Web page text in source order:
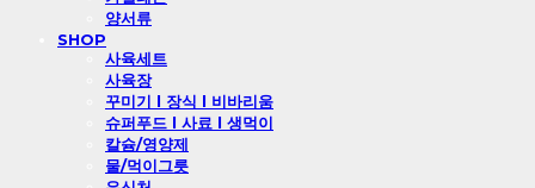
양서류
SHOP
사육세트
사육장
꾸미기 l 장식 l 비바리움
슈퍼푸드 l 사료 l 생먹이
칼슘/영양제
물/먹이그릇